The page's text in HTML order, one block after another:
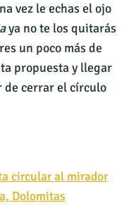
vez le echas el ojo
ya no te los quitarás
un poco más de
propuesta y llegar
cerrar el círculo
circular al mirador
Dolomitas